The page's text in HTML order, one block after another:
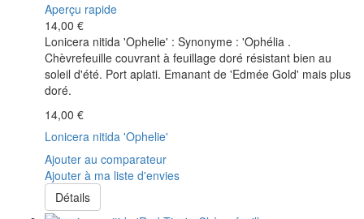
Aperçu rapide
14,00 €
Lonicera nitida 'Ophelie' : Synonyme : 'Ophélia .
Chèvrefeuille couvrant à feuillage doré résistant bien au
soleil d'été. Port aplati. Emanant de 'Edmée Gold' mais plus
doré.
14,00 €
Lonicera nitida 'Ophelie'
Ajouter au comparateur
Ajouter à ma liste d'envies
Détails